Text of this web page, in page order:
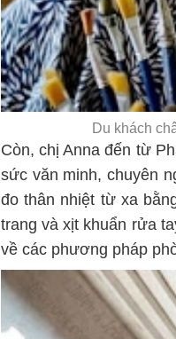
Du khách
Còn, chị Anna đến từ
sức văn minh, chuyên
đo thân nhiệt từ xa
trang và xịt khuẩn rửa
về các phương pháp